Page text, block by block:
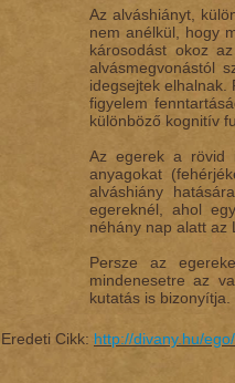
Eredeti Cikk: http://divany.hu/
Az alváshiányt,
nem anélkül, hogy
károsodást okoz
alvásmegvonástól
idegsejtek elhalnak.
figyelem
különböző kognitív
Az egerek a rövid
anyagokat
alváshiány
egereknél, ahol
néhány nap alatt az
Persze az
mindenesetre az
kutatás is bizonyítja.